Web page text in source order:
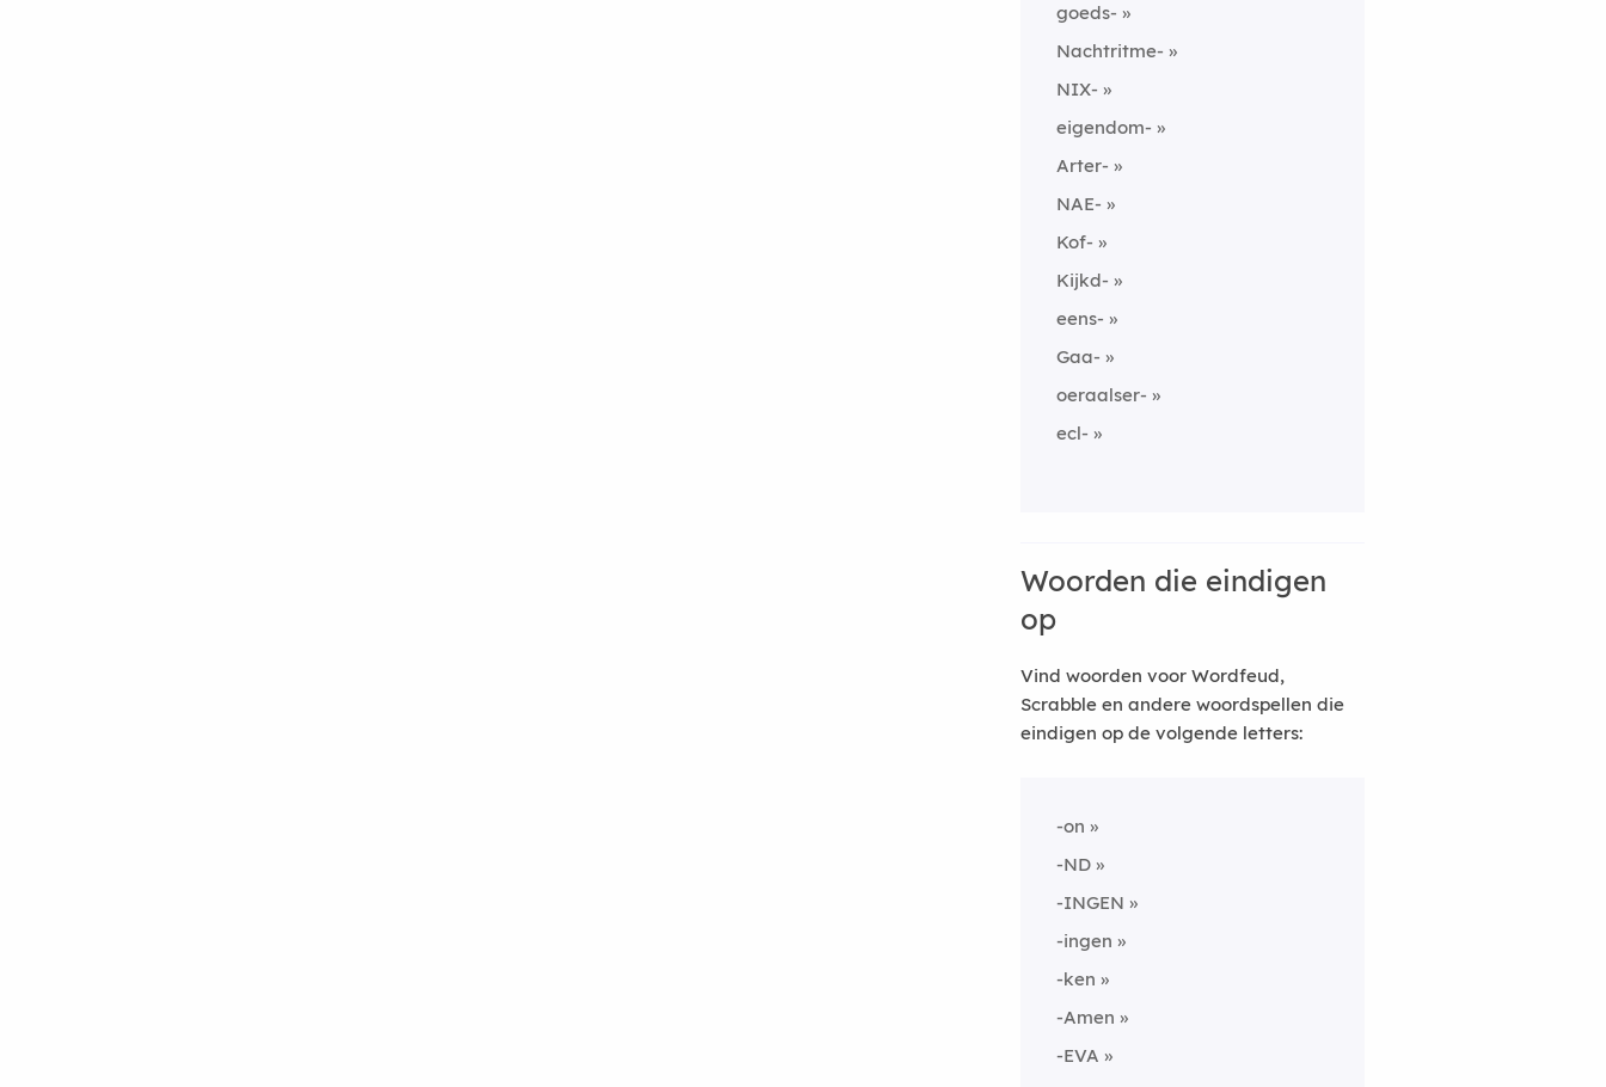
goeds-
Nachtritme-
NIX-
eigendom-
Arter-
NAE-
Kof-
Kijkd-
eens-
Gaa-
oeraalser-
ecl-
Woorden die eindigen
op
Vind woorden voor Wordfeud,
Scrabble en andere woordspellen die
eindigen op de volgende letters:
-on
-ND
-INGEN
-ingen
-ken
-Amen
-EVA